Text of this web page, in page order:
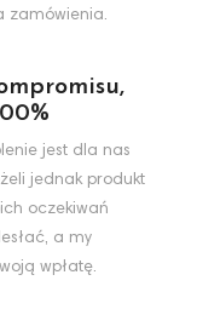
zamówienia.
jest dla nas
jednak produkt
oczekiwań
a my
wpłatę.